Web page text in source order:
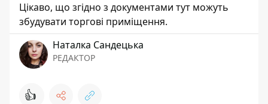
Цікаво, що згідно з документами тут можуть
збудувати торгові приміщення.
Наталка Сандецька
РЕДАКТОР
👍